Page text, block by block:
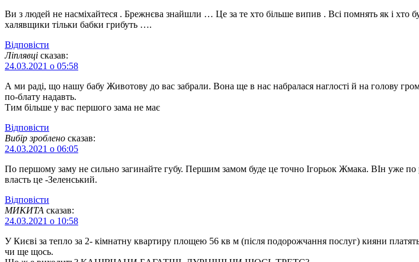
Ви з людей не насміхайтеся . Брежнєва знайшли … Це за те хто більше випив . Всі помнять як і хто
халявщики тільки бабки грибуть ….
Відповіcти
Ліплявці сказав:
24.03.2021 о 05:58
А ми раді, що нашу бабу Животову до вас забрали. Вона ще в нас набралася наглості й на голову
по-блату надавть.
Тим більше у вас першого зама не має
Відповіcти
Вибір зроблено сказав:
24.03.2021 о 06:05
По першому заму не сильно загинайте губу. Першим замом буде це точно Ігорьок Жмака. ВІн уже
власть це -Зеленський.
Відповіcти
МИКИТА сказав:
24.03.2021 о 10:58
У Києві за тепло за 2- кімнатну квартиру площею 56 кв м (після подорожчання послуг) кияни
чи ще щось.